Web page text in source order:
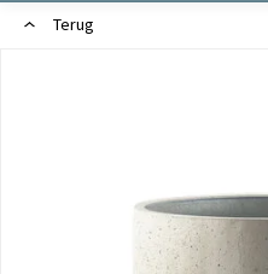
Terug